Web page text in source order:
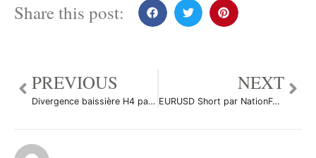
Share this post:
PREVIOUS
Divergence baissière H4 par Yannick1961
NEXT
EURUSD Short par NationForexSignals